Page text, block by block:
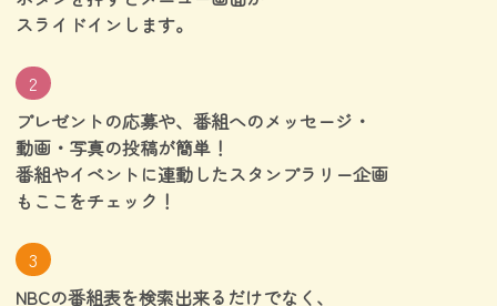
スライドインします。
2
プレゼントの応募や、番組へのメッセージ・
動画・写真の投稿が簡単！
番組やイベントに連動したスタンプラリー企画
もここをチェック！
3
NBCの番組表を検索出来るだけでなく、